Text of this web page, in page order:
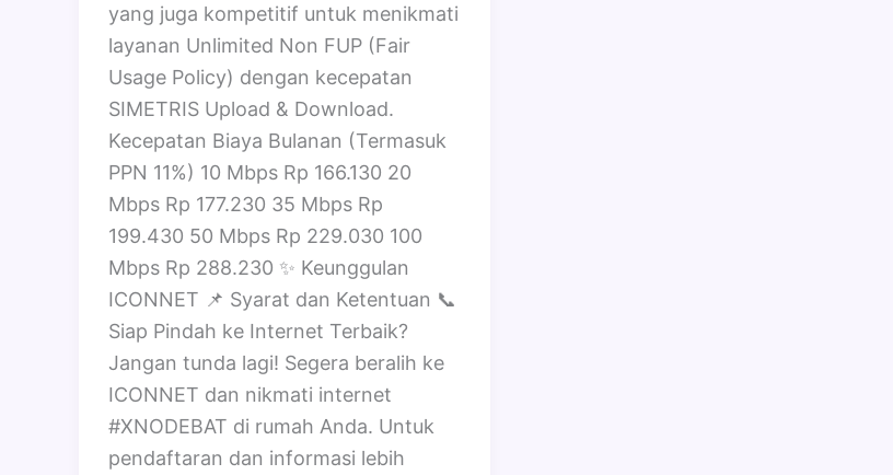
yang juga kompetitif untuk menikmati
layanan Unlimited Non FUP (Fair
Usage Policy) dengan kecepatan
SIMETRIS Upload & Download.
Kecepatan Biaya Bulanan (Termasuk
PPN 11%) 10 Mbps Rp 166.130 20
Mbps Rp 177.230 35 Mbps Rp
199.430 50 Mbps Rp 229.030 100
Mbps Rp 288.230 ✨ Keunggulan
ICONNET 📌 Syarat dan Ketentuan 📞
Siap Pindah ke Internet Terbaik?
Jangan tunda lagi! Segera beralih ke
ICONNET dan nikmati internet
#XNODEBAT di rumah Anda. Untuk
pendaftaran dan informasi lebih